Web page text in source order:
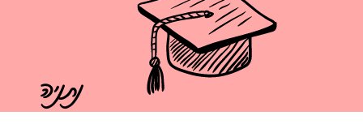
נתניה